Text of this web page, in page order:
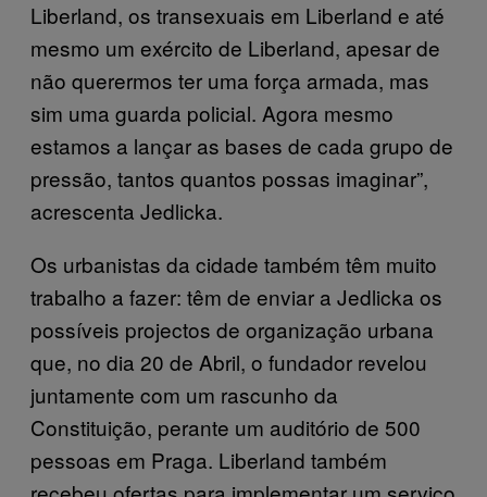
Liberland, os transexuais em Liberland e até
mesmo um exército de Liberland, apesar de
não querermos ter uma força armada, mas
sim uma guarda policial. Agora mesmo
estamos a lançar as bases de cada grupo de
pressão, tantos quantos possas imaginar”,
acrescenta Jedlicka.
Os urbanistas da cidade também têm muito
trabalho a fazer: têm de enviar a Jedlicka os
possíveis projectos de organização urbana
que, no dia 20 de Abril, o fundador revelou
juntamente com um rascunho da
Constituição, perante um auditório de 500
pessoas em Praga. Liberland também